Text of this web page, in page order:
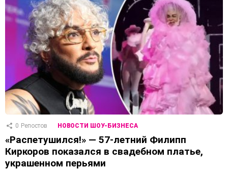
0 Репостов НОВОСТИ ШОУ-БИЗНЕСА
«Распетушился!» — 57-летний Филипп
Киркоров показался в свадебном платье,
украшенном перьями